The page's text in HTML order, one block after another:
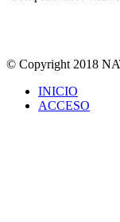
© Copyright 2018
INICIO
ACCESO